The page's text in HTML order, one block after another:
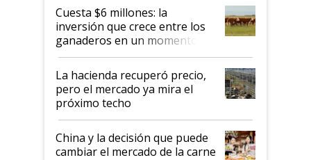
Cuesta $6 millones: la
inversión que crece entre los
ganaderos en un momento
histórico para la actividad
La hacienda recuperó precio,
pero el mercado ya mira el
próximo techo
China y la decisión que puede
cambiar el mercado de la carne